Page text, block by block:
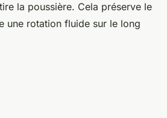
la poussière. Cela préserve le
une rotation fluide sur le long